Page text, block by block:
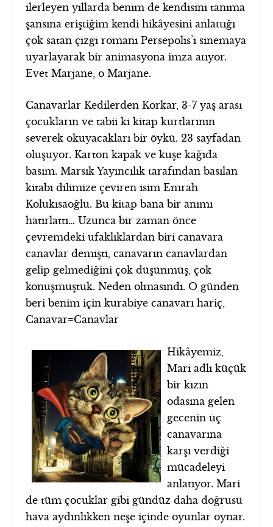
ilerleyen yıllarda benim de kendisini tanıma
şansına eriştiğim kendi hikâyesini anlattığı
çok satan çizgi romanı Persepolis’i sinemaya
uyarlayarak bir animasyona imza atıyor.
Evet Marjane, o Marjane.
Canavarlar Kedilerden Korkar, 3-7 yaş arası
çocukların ve tabii ki kitap kurtlarının
severek okuyacakları bir öykü. 23 sayfadan
oluşuyor. Karton kapak ve kuşe kağıda
basım. Marsık Yayıncılık tarafından basılan
kitabı dilimize çeviren isim Emrah
Kolukısaoğlu. Bu kitap bana bir anımı
hatırlattı… Uzunca bir zaman önce
çevremdeki ufaklıklardan biri canavara
canavlar demişti, canavarın canavlardan
gelip gelmediğini çok düşünmüş, çok
konuşmuştuk. Neden olmasındı. O günden
beri benim için kurabiye canavarı hariç,
Canavar=Canavlar
Hikâyemiz,
Mari adlı küçük
bir kızın
odasına gelen
gecenin üç
canavarına
karşı verdiği
mücadeleyi
anlatıyor. Mari
de tüm çocuklar gibi gündüz daha doğrusu
hava aydınlıkken neşe içinde oyunlar oynar.